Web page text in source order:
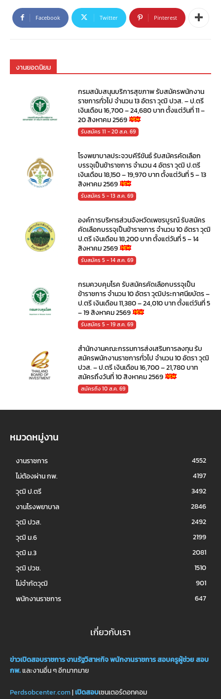
Facebook Twitter Pinterest
งานยอดนิยม
กรมสนับสนุนบริการสุขภาพ รับสมัครพนักงาน
ราชการทั่วไป จำนวน 13 อัตรา วุฒิ ปวส. – ป.ตรี
เงินเดือน 16,700 – 24,680 บาท ตั้งแต่วันที่ 11 –
20 สิงหาคม 2569
รับสมัคร 11 - 20 ส.ค. 69
โรงพยาบาลประจวบคีรีขันธ์ รับสมัครคัดเลือก
บรรจุเป็นข้าราชการ จำนวน 4 อัตรา วุฒิ ป.ตรี
เงินเดือน 18,150 – 19,970 บาท ตั้งแต่วันที่ 5 – 13
สิงหาคม 2569
รับสมัคร 5 - 13 ส.ค. 69
องค์การบริหารส่วนจังหวัดเพชรบูรณ์ รับสมัคร
คัดเลือกบรรจุเป็นข้าราชการ จำนวน 10 อัตรา วุฒิ
ป.ตรี เงินเดือน 18,200 บาท ตั้งแต่วันที่ 5 – 14
สิงหาคม 2569
รับสมัคร 5 - 14 ส.ค. 69
กรมควบคุมโรค รับสมัครคัดเลือกบรรจุเป็น
ข้าราชการ จำนวน 10 อัตรา วุฒิประกาศนียบัตร –
ป.ตรี เงินเดือน 11,380 – 24,010 บาท ตั้งแต่วันที่ 5
– 19 สิงหาคม 2569
รับสมัคร 5 - 19 ส.ค. 69
สำนักงานคณะกรรมการส่งเสริมการลงทุน รับ
สมัครพนักงานราชการทั่วไป จำนวน 10 อัตรา วุฒิ
ปวส. – ป.ตรี เงินเดือน 16,700 – 21,780 บาท
สมัครถึงวันที่ 10 สิงหาคม 2569
สมัครถึง 10 ส.ค. 69
หมวดหมู่งาน
งานราชการ
4552
ไม่ต้องผ่าน กพ.
4197
วุฒิ ป.ตรี
3492
งานโรงพยาบาล
2846
วุฒิ ปวส.
2492
วุฒิ ม.6
2199
วุฒิ ม.3
2081
วุฒิ ปวช.
1510
ไม่จำกัดวุฒิ
901
พนักงานราชการ
647
เกี่ยวกับเรา
ข่าวเปิดสอบราชการงานรัฐวิสาหกิจพนักงานราชการสอบครูผู้ช่วยสอบ
กพ.และงานอื่น ๆ อีกมากมาย
Perdsobcenter.com|เปิดสอบเซนเตอร์ดอทคอม